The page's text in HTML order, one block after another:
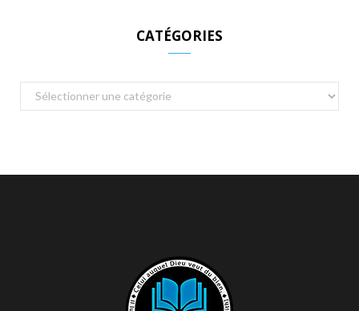
CATÉGORIES
Catégories